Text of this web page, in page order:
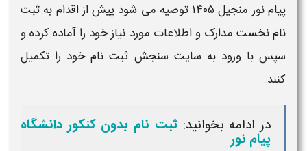
پیام نور منجیل ۱۴۰۵ توصیه می شود پیش از اقدام به ثبت
نامنخست مدارکو اطلاعات مورد نیاز خود را آماده کرده و
سپس با ورود به سایت سنجش ثبت نام خود را تکمیل
کنند.
در ادامه بخوانید: ثبت نام بدون کنکور دانشگاه
پیام نور